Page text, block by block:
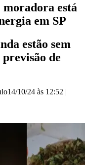
moradora está
em SP
estão sem
de
14/10/24 às 12:52 |